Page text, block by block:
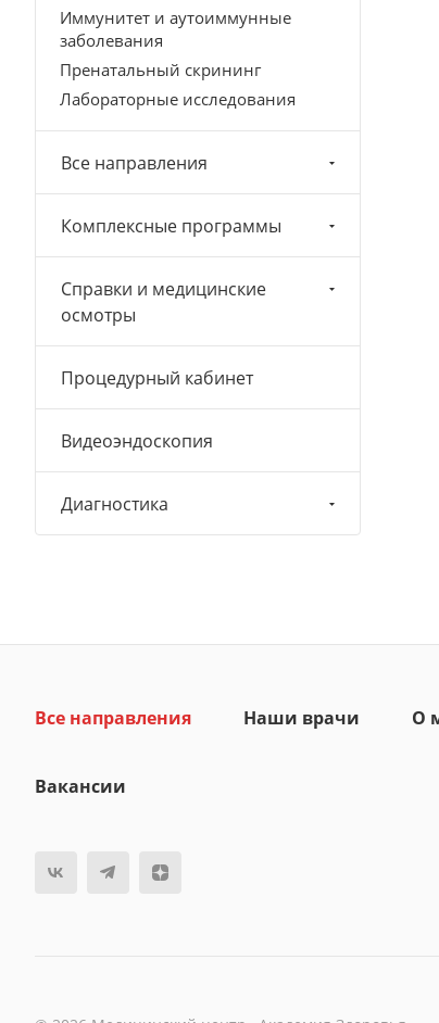
Иммунитет и аутоиммунные
заболевания
Пренатальный скрининг
Лабораторные исследования
Все направления
Комплексные программы
Справки и медицинские
осмотры
Процедурный кабинет
Видеоэндоскопия
Диагностика
Все направления Наши врачи О
Вакансии